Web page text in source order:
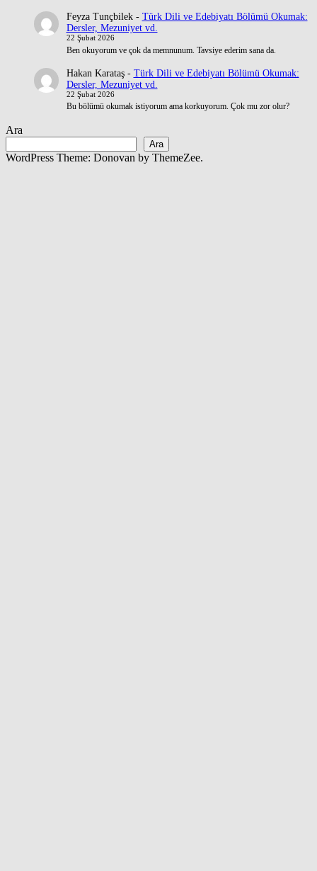
Feyza Tunçbilek- Türk Dili ve Edebiyatı Bölümü Okumak:
Dersler, Mezuniyet vd.
22 Şubat 2026
Ben okuyorum ve çok da memnunum. Tavsiye ederim sana da.
Hakan Karataş- Türk Dili ve Edebiyatı Bölümü Okumak:
Dersler, Mezuniyet vd.
22 Şubat 2026
Bu bölümü okumak istiyorum ama korkuyorum. Çok mu zor olur?
Ara
Ara
WordPress Theme: Donovan by ThemeZee.